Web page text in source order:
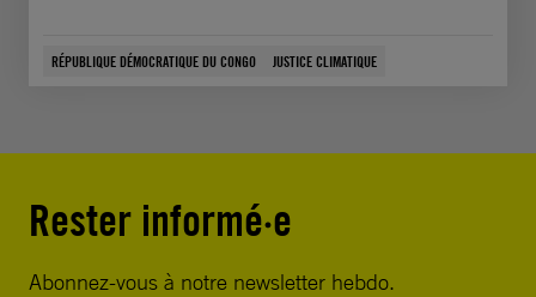
RÉPUBLIQUE DÉMOCRATIQUE DU CONGO JUSTICE CLIMATIQUE
Rester informé·e
Abonnez-vous à notre newsletter hebdo.